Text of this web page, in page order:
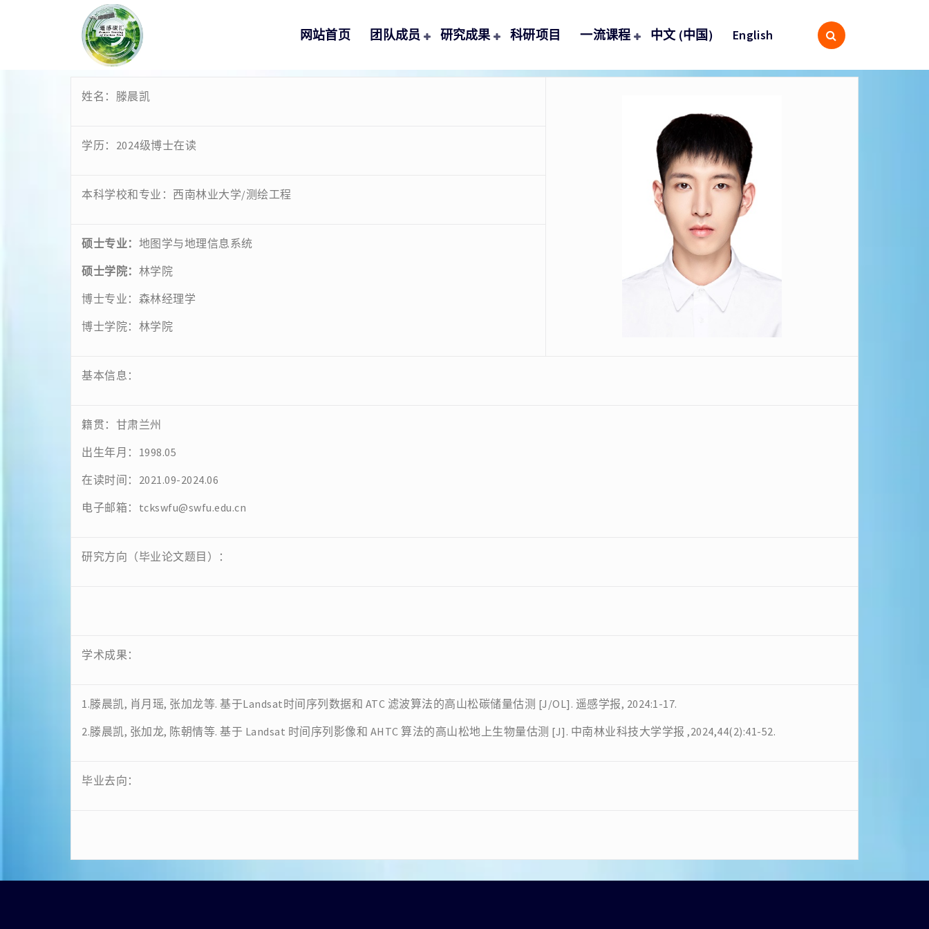
网站首页 团队成员 研究成果 科研项目 一流课程 中文 (中国) English
姓名：滕晨凯
学历：2024级博士在读
本科学校和专业：西南林业大学/测绘工程
硕士专业： 地图学与地理信息系统
硕士学院： 林学院
博士专业：森林经理学
博士学院：林学院
基本信息：
籍贯：甘肃兰州
出生年月：1998.05
在读时间：2021.09-2024.06
电子邮箱：tckswfu@swfu.edu.cn
研究方向（毕业论文题目）：
学术成果：
1.滕晨凯, 肖月瑶, 张加龙等. 基于Landsat时间序列数据和 ATC 滤波算法的高山松碳储量估测 [J/OL]. 遥感学报, 2024:1-17.
2.滕晨凯, 张加龙, 陈朝情等. 基于 Landsat 时间序列影像和 AHTC 算法的高山松地上生物量估测 [J]. 中南林业科技大学学报 ,2024,44(2):41-52.
毕业去向：